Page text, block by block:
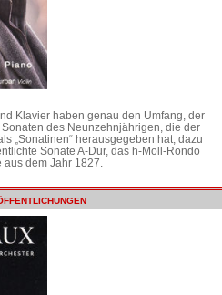
Klavier haben genau den Umfang, der
des Neunzehnjährigen, die der
„Sonatinen“ herausgegeben hat, dazu
Sonate A-Dur, das h-Moll-Rondo
dem Jahr 1827.